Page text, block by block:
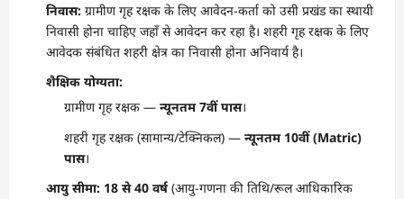
निवास: ग्रामीण गृह रक्षक के लिए आवेदन-कर्ता को उसी प्रखंड का स्थायी
निवासी होना चाहिए जहाँ से आवेदन कर रहा है। शहरी गृह रक्षक के लिए
आवेदक संबंधित शहरी क्षेत्र का निवासी होना अनिवार्य है।
शैक्षिक योग्यता:
ग्रामीण गृह रक्षक — न्यूनतम 7वीं पास।
शहरी गृह रक्षक (सामान्य/टेक्निकल) — न्यूनतम 10वीं (Matric)
पास।
आयु सीमा: 18 से 40 वर्ष (आयु-गणना की तिथि/रूल आधिकारिक